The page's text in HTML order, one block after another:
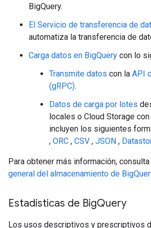
BigQuery.
El Servicio de transferencia de
automatiza la transferencia de
Carga datos en BigQuery con lo
Transmite datos con la API
(gRPC).
Datos de carga por lotes
locales o Cloud Storage
incluyen los siguientes
, ORC , CSV , JSON ,
Para obtener más información, consulta
general del almacenamiento de
Estadísticas de BigQuery
Los usos descriptivos y prescriptivos